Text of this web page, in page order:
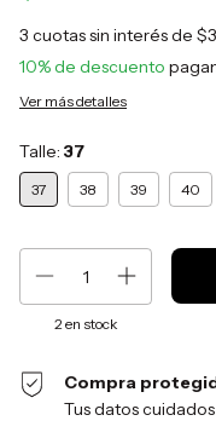
3 cuotas sin interés de
10% de descuento
Ver más detalles
Talle: 37
37 38 39 40
2en stock
Compra
Tus datos